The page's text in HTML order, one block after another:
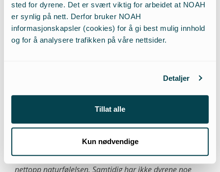
sted for dyrene. Det er svært viktig for arbeidet at NOAH
er synlig på nett. Derfor bruker NOAH
informasjonskapsler (cookies) for å gi best mulig innhold
og for å analysere trafikken på våre nettsider.
Detaljer
Tillat alle
Kun nødvendige
fint?
– Det hadde vært topp! Pelsdyroppdrett er jeg i
dyr som ble tatt livet av for 60 år siden, og før
ingen unnskyldning for å gå med pels, jeg følte
meg rett og slett dum. Dyr i bur er ikke naturlig.
– Man ser at noen bransjer som utnytter dyr spiller på
nettopp naturfølelsen. Samtidig har ikke dyrene noe